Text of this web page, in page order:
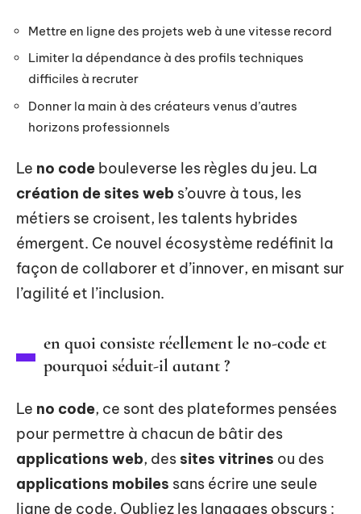
Mettre en ligne des projets web à une vitesse record
Limiter la dépendance à des profils techniques
difficiles à recruter
Donner la main à des créateurs venus d’autres
horizons professionnels
Le no code bouleverse les règles du jeu. La
création de sites web s’ouvre à tous, les
métiers se croisent, les talents hybrides
émergent. Ce nouvel écosystème redéfinit la
façon de collaborer et d’innover, en misant sur
l’agilité et l’inclusion.
en quoi consiste réellement le no-code et
pourquoi séduit-il autant ?
Le no code, ce sont des plateformes pensées
pour permettre à chacun de bâtir des
applications web, des sites vitrines ou des
applications mobiles sans écrire une seule
ligne de code. Oubliez les langages obscurs :